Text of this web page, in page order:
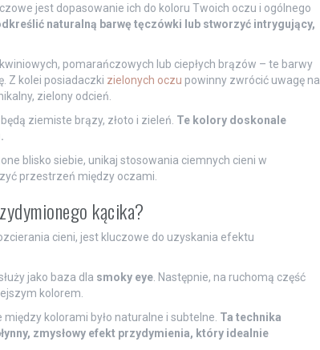
jest dopasowanie ich do koloru Twoich oczu i ogólnego
naturalną barwę tęczówki lub stworzyć intrygujący,
pomarańczowych lub ciepłych brązów – te barwy
Z kolei posiadaczki zielonych oczu powinny zwrócić uwagę na
zielony odcień.
ziemiste brązy, złoto i zieleń. Te kolory doskonale
blisko siebie, unikaj stosowania ciemnych cieni w
przestrzeń między oczami.
kącika?
cieni, jest kluczowe do uzyskania efektu
jako baza dla smoky eye. Następnie, na ruchomą część
kolorem.
kolorami było naturalne i subtelne. Ta technika
zmysłowy efekt przydymienia, który idealnie